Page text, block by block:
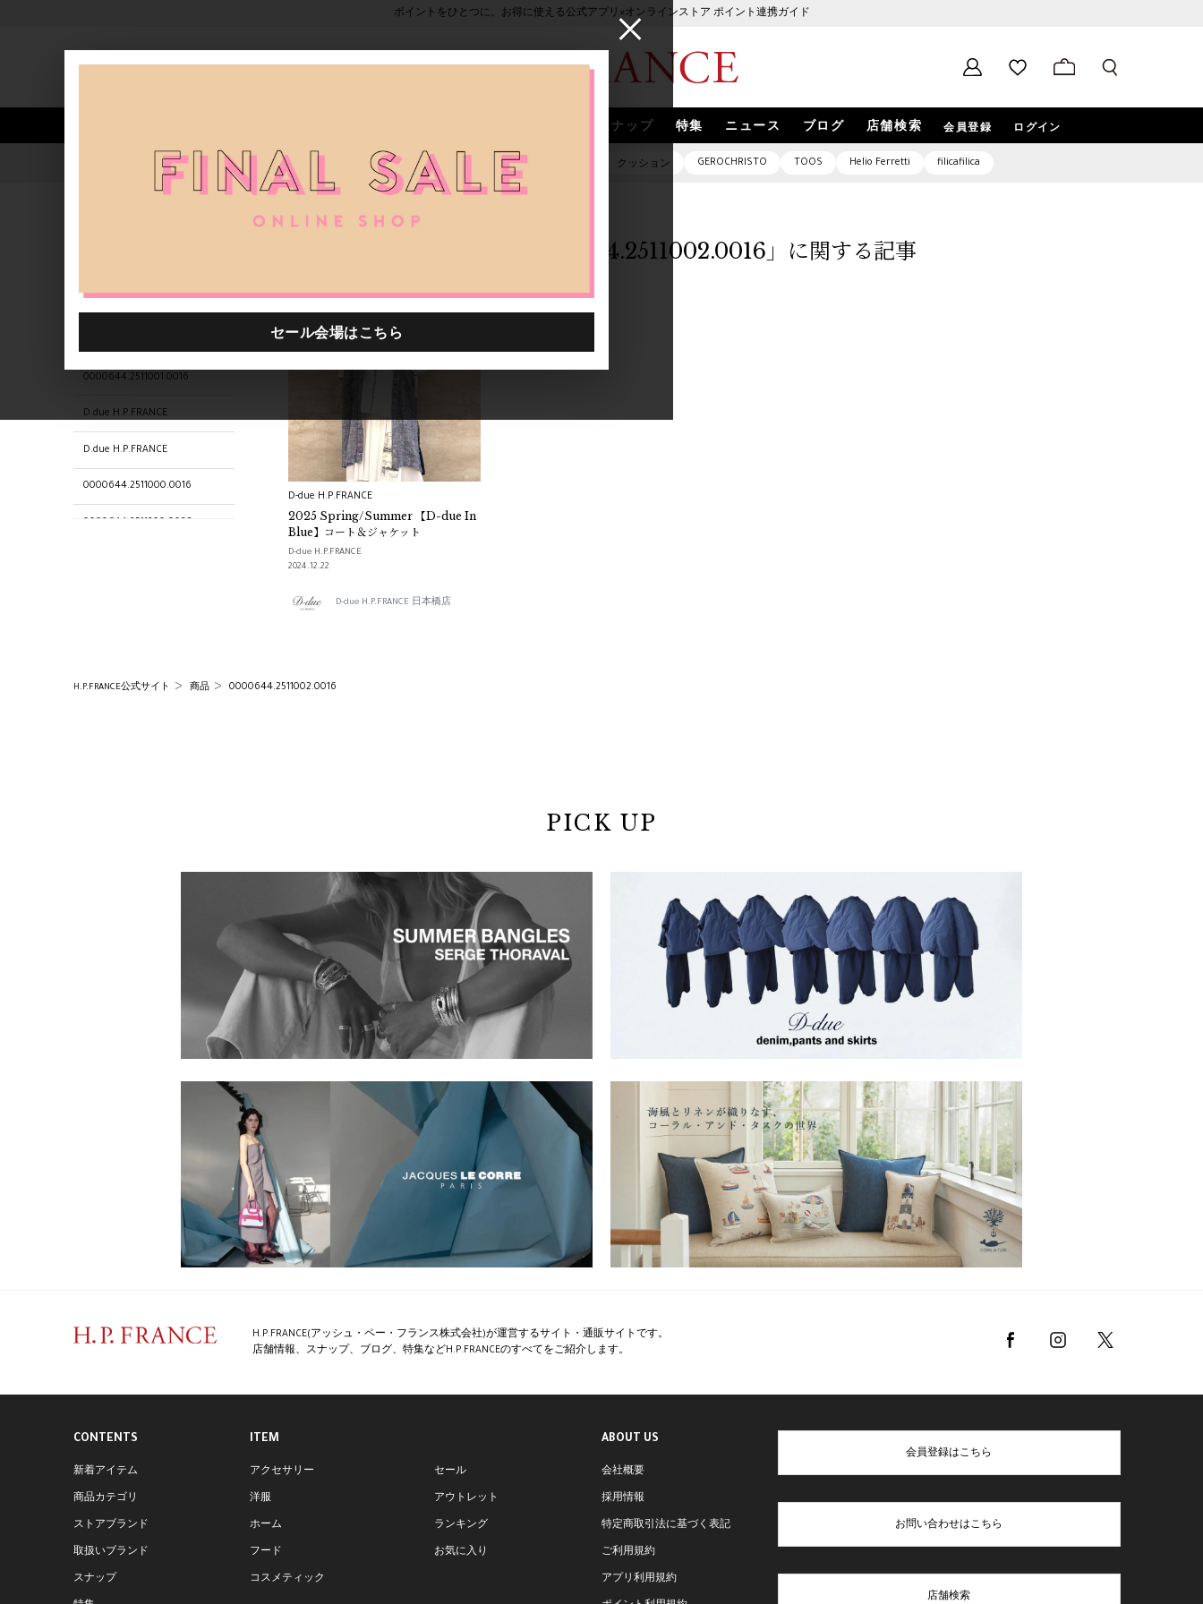
ポイントをひとつに。お得に使える公式アプリ×オンラインストア ポイント連携ガイド
スナップ 特集 ニュース ブログ 店舗検索 会員登録 ログイン
人気ワード セール 40th限定 ピアス バッグ クッション GEROCHRISTO TOOS Helio Ferretti filicafilica
0000644.2511001.0016
D.due H.P.FRANCE
D.due H.P.FRANCE
0000644.2511000.0016
「0000644.2511002.0016」に関する記事
D-due H.P.FRANCE
2025 Spring/Summer 【D-due In
Blue】コート＆ジャケット
D-due H.P.FRANCE
2024.12.22
D-due H.P.FRANCE 日本橋店
H.P.FRANCE公式サイト 商品 0000644.2511002.0016
PICK UP
H.P.FRANCE(アッシュ・ペー・フランス株式会社)が運営するサイト・通販サイトです。
店舗情報、スナップ、ブログ、特集などH.P.FRANCEのすべてをご紹介します。
CONTENTS
新着アイテム
商品カテゴリ
ストアブランド
取扱いブランド
スナップ
ITEM
アクセサリー
洋服
ホーム
フード
コスメティック
セール
アウトレット
ランキング
お気に入り
ABOUT US
会社概要
採用情報
特定商取引法に基づく表記
ご利用規約
アプリ利用規約
会員登録はこちら
お問い合わせはこちら
店舗検索